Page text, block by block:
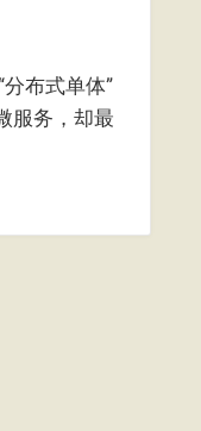
布式单体”
服务，却最